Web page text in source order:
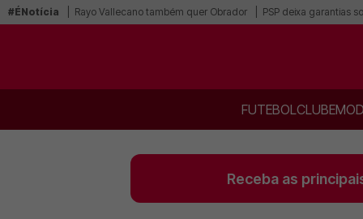
#ÉNotícia Rayo Vallecano também quer Obrador PSP deixa garantias
FUTEBOLCLUBE
Receba as